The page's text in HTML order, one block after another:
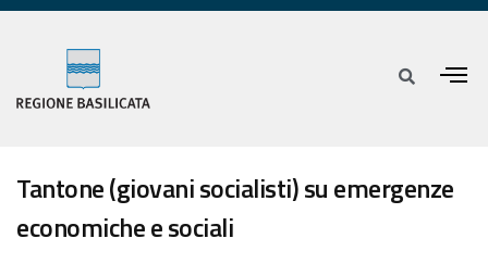
Tantone (giovani socialisti) su emergenze
economiche e sociali